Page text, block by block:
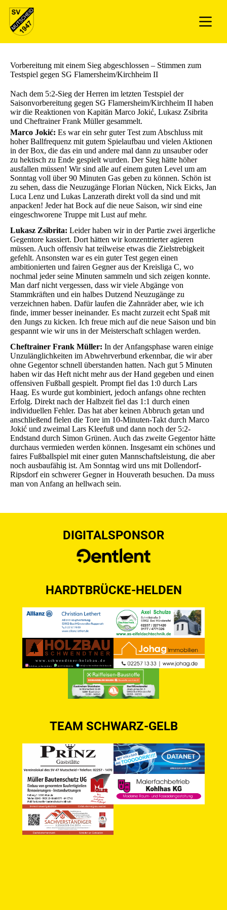
Vorbereitung mit einem Sieg abgeschlossen – Stimmen zum
Testspiel gegen SG Flamersheim/Kirchheim II
Nach dem 5:2-Sieg der Herren im letzten Testspiel der
Saisonvorbereitung gegen SG Flamersheim/Kirchheim II haben
wir die Reaktionen von Kapitän Marco Jokić, Lukasz Zsibrita
und Cheftrainer Frank Müller gesammelt.
Marco Jokić: Es war ein sehr guter Test zum Abschluss mit
hoher Ballfrequenz mit gutem Spielaufbau und vielen Aktionen
in der Box, die das ein und andere mal dann zu unsauber oder
zu hektisch zu Ende gespielt wurden. Der Sieg hätte höher
ausfallen müssen! Wir sind alle auf einem guten Level um am
Sonntag voll über 90 Minuten Gas geben zu können. Schön ist
zu sehen, dass die Neuzugänge Florian Nücken, Nick Eicks, Jan
Luca Lenz und Lukas Lanzerath direkt voll da sind und mit
anpacken! Jeder hat Bock auf die neue Saison, wir sind eine
eingeschworene Truppe mit Lust auf mehr.
Lukasz Zsibrita: Leider haben wir in der Partie zwei ärgerliche
Gegentore kassiert. Dort hätten wir konzentrierter agieren
müssen. Auch offensiv hat teilweise etwas die Zielstrebigkeit
gefehlt. Ansonsten war es ein guter Test gegen einen
ambitionierten und fairen Gegner aus der Kreisliga C, wo
nochmal jeder seine Minuten sammeln und sich zeigen konnte.
Man darf nicht vergessen, dass wir viele Abgänge von
Stammkräften und ein halbes Dutzend Neuzugänge zu
verzeichnen haben. Dafür laufen die Zahnräder aber, wie ich
finde, immer besser ineinander. Es macht zurzeit echt Spaß mit
den Jungs zu kicken. Ich freue mich auf die neue Saison und bin
gespannt wie wir uns in der Meisterschaft schlagen werden.
Cheftrainer Frank Müller: In der Anfangsphase waren einige
Unzulänglichkeiten im Abwehrverbund erkennbar, die wir aber
ohne Gegentor schnell überstanden hatten. Nach gut 5 Minuten
haben wir das Heft nicht mehr aus der Hand gegeben und einen
offensiven Fußball gespielt. Prompt fiel das 1:0 durch Lars
Haag. Es wurde gut kombiniert, jedoch anfangs ohne rechten
Erfolg. Direkt nach der Halbzeit fiel das 1:1 durch einen
individuellen Fehler. Das hat aber keinen Abbruch getan und
anschließend fielen die Tore im 10-Minuten-Takt durch Marco
Jokić und zweimal Lars Kleefuß und dann noch der 5:2-
Endstand durch Simon Grünen. Auch das zweite Gegentor hätte
durchaus vermieden werden können. Insgesamt ein schönes und
faires Fußballspiel mit einer guten Mannschaftsleistung, die aber
noch ausbaufähig ist. Am Sonntag wird uns mit Dollendorf-
Ripsdorf ein schwerer Gegner in Houverath besuchen. Da muss
man von Anfang an hellwach sein.
DIGITALSPONSOR
HARDTBRÜCKE-HELDEN
TEAM SCHWARZ-GELB